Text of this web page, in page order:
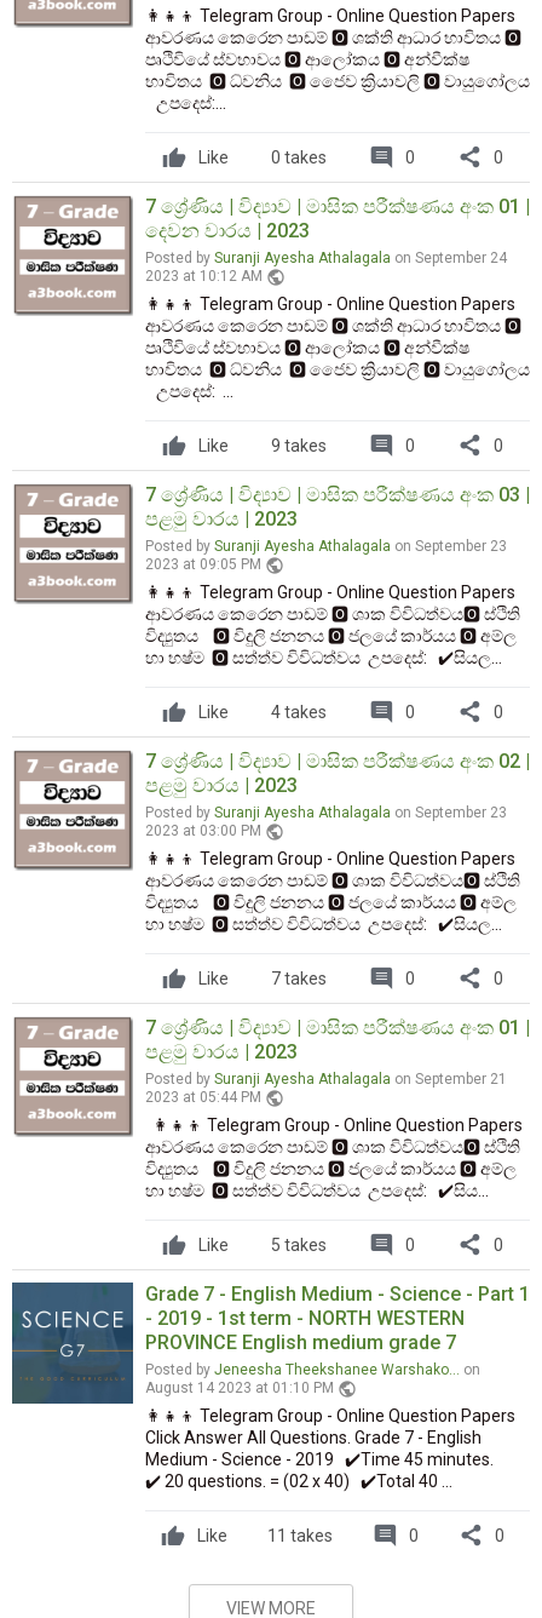
👩‍👧‍👦 Telegram Group - Online Question Papers
ආවරණය කෙරෙන පාඩම් 🅾️ ශක්‌ති ආධාර භාවිතය 🅾️
පෘථිවියේ ස්වභාවය 🅾️ ආලෝකය 🅾️ අන්වීක්ෂ
භාවිතය 🅾️ ධ්වනිය 🅾️ ජෙෙව ක්‍රියාවලි 🅾️ වායුගෝලය
උපදෙස්:...
Like 0 takes comment 0 share 0
7 ශ්‍රේණිය | විද්‍යාව | මාසික පරීක්ෂණය අංක 01 |
දෙවන වාරය | 2023
Posted by Suranji Ayesha Athalagala on September 24
2023 at 10:12 AM public
👩‍👧‍👦 Telegram Group - Online Question Papers
ආවරණය කෙරෙන පාඩම් 🅾️ ශක්‌ති ආධාර භාවිතය 🅾️
පෘථිවියේ ස්වභාවය 🅾️ ආලෝකය 🅾️ අන්වීක්ෂ
භාවිතය 🅾️ ධ්වනිය 🅾️ ජෙෙව ක්‍රියාවලි 🅾️ වායුගෝලය
උපදෙස්: ...
Like 9 takes comment 0 share 0
7 ශ්‍රේණිය | විද්‍යාව | මාසික පරීක්ෂණය අංක 03 |
පළමු වාරය | 2023
Posted by Suranji Ayesha Athalagala on September 23
2023 at 09:05 PM public
👩‍👧‍👦 Telegram Group - Online Question Papers
ආවරණය කෙරෙන පාඩම් 🅾️ ශාක විවිධත්වය🅾️ ස්ථිති
විද්‍යුතය 🅾️ විදුලි ජනනය 🅾️ ජලයේ කාර්යය 🅾️ අම්ල
හා භෂ්ම 🅾️ සත්ත්ව විවිධත්වය උපදෙස්: ✔️සියල...
Like 4 takes comment 0 share 0
7 ශ්‍රේණිය | විද්‍යාව | මාසික පරීක්ෂණය අංක 02 |
පළමු වාරය | 2023
Posted by Suranji Ayesha Athalagala on September 23
2023 at 03:00 PM public
👩‍👧‍👦 Telegram Group - Online Question Papers
ආවරණය කෙරෙන පාඩම් 🅾️ ශාක විවිධත්වය🅾️ ස්ථිති
විද්‍යුතය 🅾️ විදුලි ජනනය 🅾️ ජලයේ කාර්යය 🅾️ අම්ල
හා භෂ්ම 🅾️ සත්ත්ව විවිධත්වය උපදෙස්: ✔️සියල...
Like 7 takes comment 0 share 0
7 ශ්‍රේණිය | විද්‍යාව | මාසික පරීක්ෂණය අංක 01 |
පළමු වාරය | 2023
Posted by Suranji Ayesha Athalagala on September 21
2023 at 05:44 PM public
👩‍👧‍👦 Telegram Group - Online Question Papers
ආවරණය කෙරෙන පාඩම් 🅾️ ශාක විවිධත්වය🅾️ ස්ථිති
විද්‍යුතය 🅾️ විදුලි ජනනය 🅾️ ජලයේ කාර්යය 🅾️ අම්ල
හා භෂ්ම 🅾️ සත්ත්ව විවිධත්වය උපදෙස්: ✔️සිය...
Like 5 takes comment 0 share 0
Grade 7 - English Medium - Science - Part 1
- 2019 - 1st term - NORTH WESTERN
PROVINCE English medium grade 7
Posted by Jeneesha Theekshanee Warshako… on
August 14 2023 at 01:10 PM public
👩‍👧‍👦 Telegram Group - Online Question Papers
Click Answer All Questions. Grade 7 - English
Medium - Science - 2019 ✔️Time 45 minutes.
✔️ 20 questions. = (02 x 40) ✔️Total 40 ...
Like 11 takes comment 0 share 0
VIEW MORE